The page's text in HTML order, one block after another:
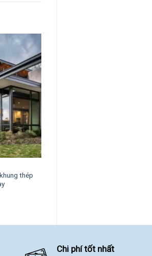
thép
Chi phí tốt nhất